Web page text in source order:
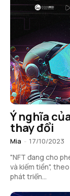
Ý nghĩa
thay đổi
Mia - 17/10/2023
"NFT đang cho
và kiếm tiền",
phát triển...